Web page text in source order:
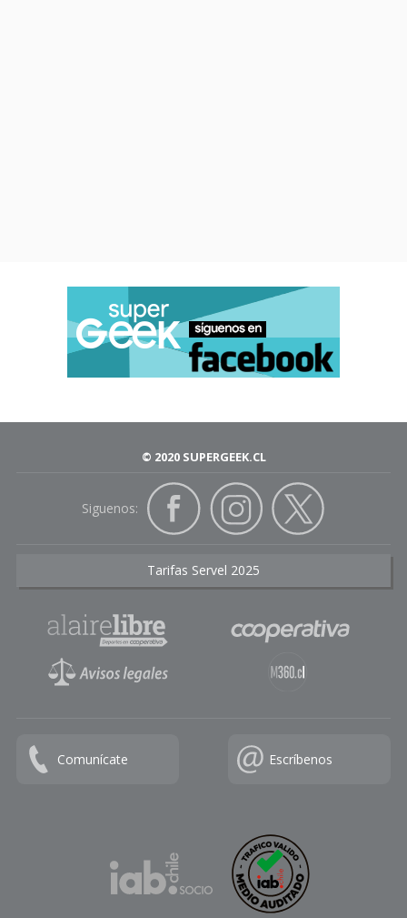
© 2020 SUPERGEEK.CL
Siguenos:
Tarifas Servel 2025
Comunícate Escríbenos